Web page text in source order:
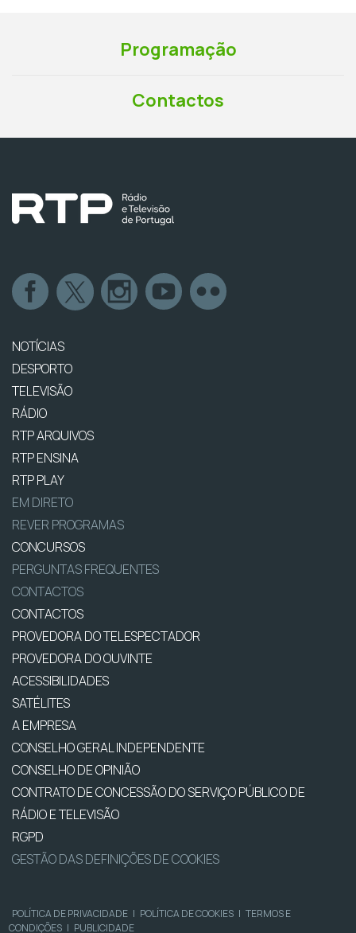
Programação
Contactos
NOTÍCIAS
DESPORTO
TELEVISÃO
RÁDIO
RTP ARQUIVOS
RTP ENSINA
RTP PLAY
EM DIRETO
REVER PROGRAMAS
CONCURSOS
PERGUNTAS FREQUENTES
CONTACTOS
CONTACTOS
PROVEDORA DO TELESPECTADOR
PROVEDORA DO OUVINTE
ACESSIBILIDADES
SATÉLITES
A EMPRESA
CONSELHO GERAL INDEPENDENTE
CONSELHO DE OPINIÃO
CONTRATO DE CONCESSÃO DO SERVIÇO PÚBLICO DE
RÁDIO E TELEVISÃO
RGPD
GESTÃO DAS DEFINIÇÕES DE COOKIES
POLÍTICA DE PRIVACIDADE | POLÍTICA DE COOKIES | TERMOS E
CONDIÇÕES | PUBLICIDADE